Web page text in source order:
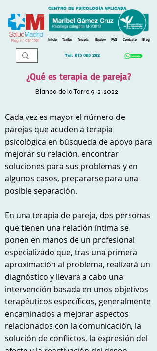
Reg. nº CS11031
CENTRO DE PSICOLOGÍA APLICADA
Inicio Tarifas Terapia Equipo FAQ Contacto Blog
Tel. 613 005 282
¿Qué es terapia de pareja?
Blanca de la Torre 9-2-2022
Cada vez es mayor el número de
parejas que acuden a terapia
psicológica en búsqueda de apoyo para
mejorar su relación, encontrar
soluciones para sus problemas y en
algunos casos, prepararse para una
posible separación.
En una terapia de pareja, dos personas
que tienen una relación íntima se
ponen en manos de un profesional
especializado que, tras una primera
aproximación al problema, realizará un
diagnóstico y llevará a cabo una
intervención basada en unos objetivos
terapéuticos específicos, generalmente
encaminados a mejorar aspectos
relacionados con la comunicación, la
solución de conflictos, la expresión del